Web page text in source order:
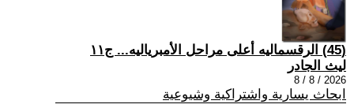
(45) الرقسماليه أعلى مراحل الأمبرياليه... ج١١
ليث الجادر
2026 / 8 / 8
ابحاث يسارية واشتراكية وشيوعية